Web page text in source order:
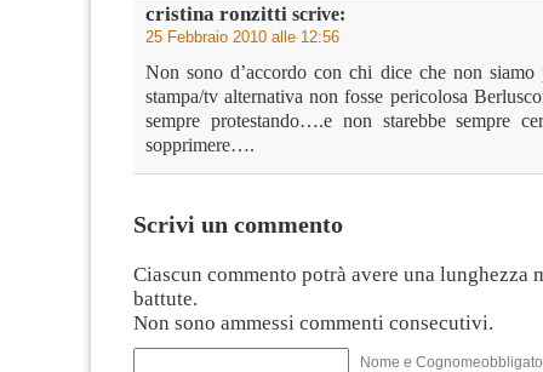
cristina ronzitti scrive:
25 Febbraio 2010 alle 12:56
Non sono d’accordo con chi dice che non siamo
stampa/tv alternativa non fosse pericolosa
sempre protestando….e non starebbe sempre
sopprimere….
Scrivi un commento
Ciascun commento potrà avere una lunghezza
battute.
Non sono ammessi commenti consecutivi.
Nome e